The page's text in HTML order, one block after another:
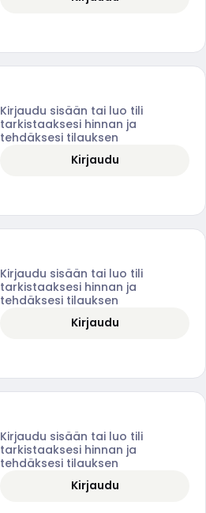
Kirjaudu sisään tai luo tili
tarkistaaksesi hinnan ja
tehdäksesi tilauksen
Kirjaudu
Kirjaudu sisään tai luo tili
tarkistaaksesi hinnan ja
tehdäksesi tilauksen
Kirjaudu
Kirjaudu sisään tai luo tili
tarkistaaksesi hinnan ja
tehdäksesi tilauksen
Kirjaudu